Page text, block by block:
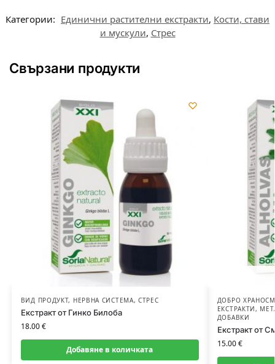
Категории: Единични растителни екстракти, Кости, стави
и мускули, Стрес
Свързани продукти
ВИД ПРОДУКТ, НЕРВНА СИСТЕМА,СТРЕС
Екстракт от Гинко Билоба
18.00€
Добавяне в количката
ДОБРО
ЕКСТРАКТИ,
ДОБАВКИ
Екстракт от
15.00€